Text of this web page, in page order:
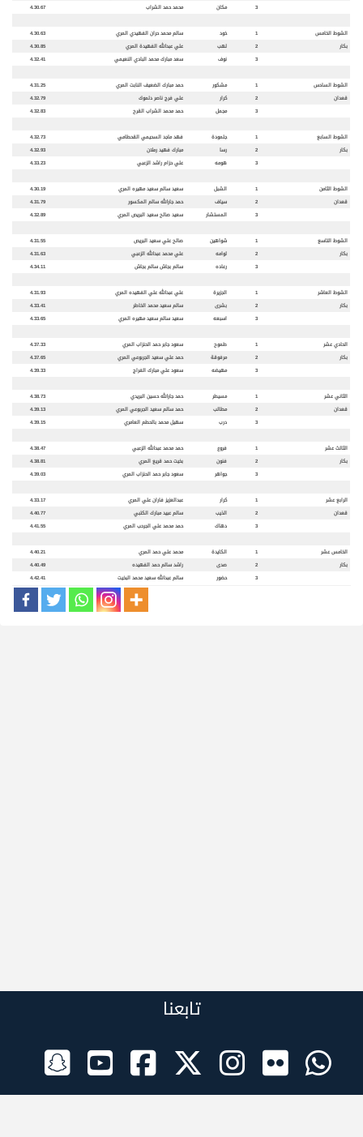
3
مكان محمد حمد الشراب 4.30.67
الشوط الخامس 1 خود سالم محمد حران الفهيدي المري
4.30.63
بكار
2 لهب علي عبدالله الفهيدة المري
4.30.85
3
نوف سعد مبارك محمد البادي النعيمي 4.32.41
الشوط السادس 1 مشكور حمد مبارك الضعيف النابت المري
4.31.25
قعدان
2 كرار علي فرج ناصر دلموك
4.32.79
3
مجمل حمد محمد الشراب القرح 4.32.83
الشوط السابع 1 جلمودة فهد ماجد السحيمي القحطامي
4.32.73
بكار
2 رسا مبارك فهيد رملان
4.32.93
3
هومه علي حزام راشد الزعبي 4.33.23
الشوط الثامن 1 الشبل سعيد سالم سعيد مهيره المري
4.30.19
قعدان
2 سياف حمد جارالله سالم المكسور
4.31.79
3
المستشار سعيد صالح سعيد البريص المري 4.32.89
الشوط التاسع 1 شواهين صالح علي سعيد البريص
4.31.55
بكار
2 لوامه علي محمد عبدالله الزعبي
4.31.63
3
رعاده سالم بجاش سالم بجاش 4.34.11
الشوط العاشر 1 الجزيرة علي عبدالله علي الفهيده المري
4.31.93
بكار
2 بشرى سالم سعيد محمد الخاطر
4.33.41
3
اسبعه سعيد سالم سعيد مهيره المري 4.33.65
الحادي عشر 1 طموح سعود جابر حمد الحنزاب المري
4.37.33
بكار
2 مرفوقة حمد علي سعيد الجربوعي المري
4.37.65
3
مهيضه سعود علي مبارك الفراج 4.39.33
الثاني عشر 1 مسيطر حمد جارالله حسين البريدي
4.38.73
قعدان
2 مطالب حمد سالم سعيد الجربوعي المري
4.39.13
3
درب سهيل محمد بالحطم العامري 4.39.15
الثالث عشر 1 فروع حمد محمد عبدالله الزعبي
4.38.47
بكار
2 فنون بخيت حمد قريع المري
4.38.81
3
جواهر سعود جابر حمد الحنزاب المري 4.39.03
الرابع عشر 1 كرار عبدالعزيز فاران علي المري
4.33.17
قعدان
2 الذيب سالم عبيد مبارك الكتبي
4.40.77
3
دهاك حمد محمد علي الجرحب المري 4.41.55
الخامس عشر 1 الكايدة محمد علي حمد المري
4.40.21
بكار
2 صدى راشد سالم حمد الفهيده
4.40.49
3
حضور سالم عبدالله سعيد محمد البخيت 4.42.41
تابعنا